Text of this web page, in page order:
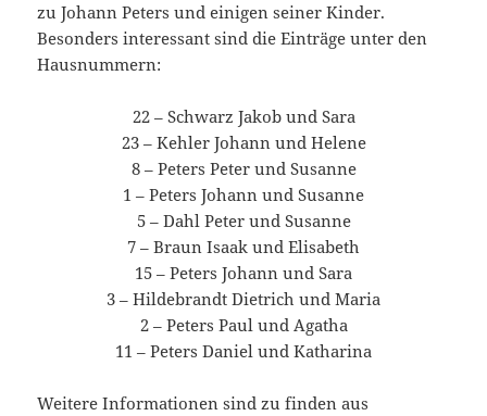
zu Johann Peters und einigen seiner Kinder.
Besonders interessant sind die Einträge unter den
Hausnummern:
22 – Schwarz Jakob und Sara
23 – Kehler Johann und Helene
8 – Peters Peter und Susanne
1 – Peters Johann und Susanne
5 – Dahl Peter und Susanne
7 – Braun Isaak und Elisabeth
15 – Peters Johann und Sara
3 – Hildebrandt Dietrich und Maria
2 – Peters Paul und Agatha
11 – Peters Daniel und Katharina
Weitere Informationen sind zu finden aus